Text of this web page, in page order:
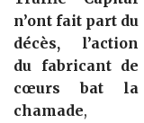
n’ont fait part du
décès, l’action
du fabricant de
cœurs bat la
chamade,